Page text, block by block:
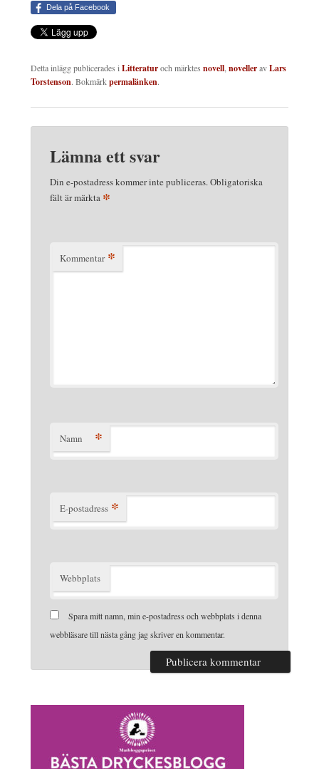
Dela på Facebook
Detta inlägg publicerades iLitteraturoch märktes novell,novelleravLars
Torstenson. Bokmärkpermalänken.
Lämna ett svar
Din e-postadress kommer inte publiceras.Obligatoriska
fält är märkta *
Kommentar *
Namn *
E-postadress *
Webbplats
Spara mitt namn, min e-postadress och webbplats i denna
webbläsare till nästa gång jag skriver en kommentar.